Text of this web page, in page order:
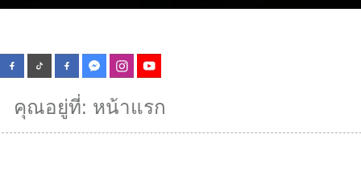
คุณอยู่ที่: หน้าแรก